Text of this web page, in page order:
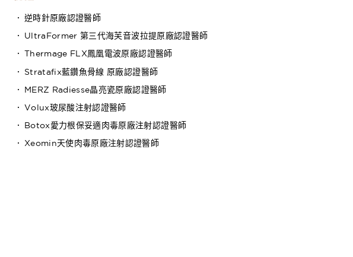
逆時針原廠認證醫師
UltraFormer 第三代海芙音波拉提原廠認證醫師
Thermage FLX鳳凰電波原廠認證醫師
Stratafix藍鑽魚骨線 原廠認證醫師
MERZ Radiesse晶亮瓷原廠認證醫師
Volux玻尿酸注射認證醫師
Botox愛力根保妥適肉毒原廠注射認證醫師
Xeomin天使肉毒原廠注射認證醫師